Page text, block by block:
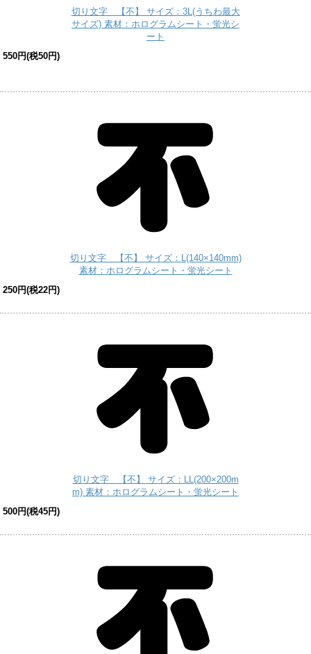
切り文字 【不】 サイズ：3L(うちわ最大
サイズ) 素材：ホログラムシート・蛍光シ
ート
550円(税50円)
切り文字 【不】 サイズ：L(140×140mm)
素材：ホログラムシート・蛍光シート
250円(税22円)
切り文字 【不】 サイズ：LL(200×200m
m) 素材：ホログラムシート・蛍光シート
500円(税45円)